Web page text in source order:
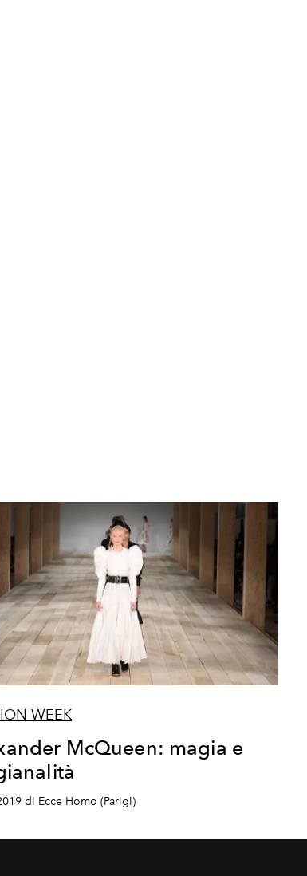
WEEK
McQueen: magia e
di Ecce Homo (Parigi)